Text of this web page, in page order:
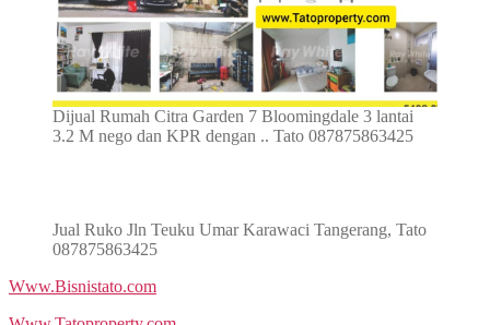
Dijual Rumah Citra Garden 7 Bloomingdale 3 lantai
3.2 M nego dan KPR dengan .. Tato 087875863425
Jual Ruko Jln Teuku Umar Karawaci Tangerang, Tato
087875863425
Www.Bisnistato.com